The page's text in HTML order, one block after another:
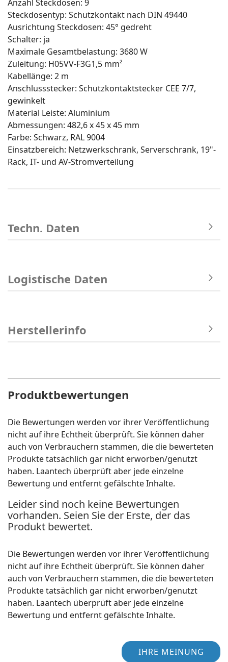
Anzahl Steckdosen: 9
Steckdosentyp: Schutzkontakt nach DIN 49440
Ausrichtung Steckdosen: 45° gedreht
Schalter: ja
Maximale Gesamtbelastung: 3680 W
Zuleitung: H05VV-F3G1,5 mm²
Kabellänge: 2 m
Anschlussstecker: Schutzkontaktstecker CEE 7/7,
gewinkelt
Material Leiste: Aluminium
Abmessungen: 482,6 x 45 x 45 mm
Farbe: Schwarz, RAL 9004
Einsatzbereich: Netzwerkschrank, Serverschrank, 19"-
Rack, IT- und AV-Stromverteilung
Techn. Daten
Logistische Daten
Herstellerinfo
Produktbewertungen
Die Bewertungen werden vor ihrer Veröffentlichung
nicht auf ihre Echtheit überprüft. Sie können daher
auch von Verbrauchern stammen, die die bewerteten
Produkte tatsächlich gar nicht erworben/genutzt
haben. Laantech überprüft aber jede einzelne
Bewertung und entfernt gefälschte Inhalte.
Leider sind noch keine Bewertungen
vorhanden. Seien Sie der Erste, der das
Produkt bewertet.
Die Bewertungen werden vor ihrer Veröffentlichung
nicht auf ihre Echtheit überprüft. Sie können daher
auch von Verbrauchern stammen, die die bewerteten
Produkte tatsächlich gar nicht erworben/genutzt
haben. Laantech überprüft aber jede einzelne
Bewertung und entfernt gefälschte Inhalte.
IHRE MEINUNG